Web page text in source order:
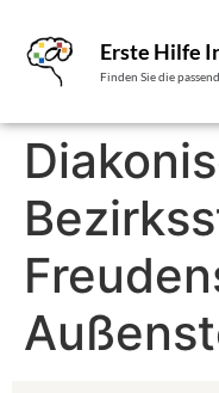
Erste Hilfe
Finden Sie die